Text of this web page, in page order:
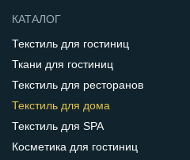
КАТАЛОГ
Текстиль для гостиниц
Ткани для гостиниц
Текстиль для ресторанов
Текстиль для дома
Текстиль для SPA
Косметика для гостиниц